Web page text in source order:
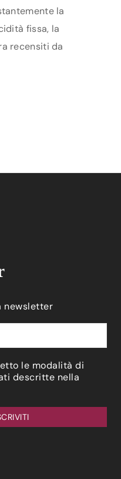
la
fissa, la
recensiti da
newsletter
le modalità di
descritte nella